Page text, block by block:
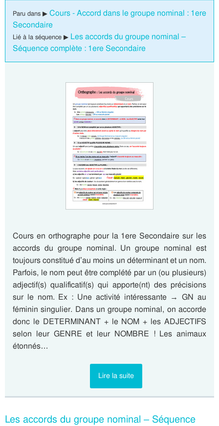
Paru dans ▶ Cours - Accord dans le groupe nominal : 1ere
Secondaire
Lié à la séquence ▶ Les accords du groupe nominal –
Séquence complète : 1ere Secondaire
Cours en orthographe pour la 1ere Secondaire sur les
accords du groupe nominal. Un groupe nominal est
toujours constitué d’au moins un déterminant et un nom.
Parfois, le nom peut être complété par un (ou plusieurs)
adjectif(s) qualificatif(s) qui apporte(nt) des précisions
sur le nom. Ex : Une activité intéressante → GN au
féminin singulier. Dans un groupe nominal, on accorde
donc le DETERMINANT + le NOM + les ADJECTIFS
selon leur GENRE et leur NOMBRE ! Les animaux
étonnés…
Lire la suite
Les accords du groupe nominal – Séquence